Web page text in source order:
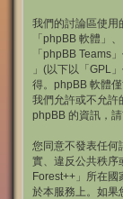
我們的討論區使用
「phpBB 軟體」
「phpBB Teams
」(以下以「GPL
得。phpBB 軟體
我們允許或不允許
phpBB 的資訊，請
您同意不發表任何
實、違反公共秩序
Forest++」所在國
於本服務上。如果